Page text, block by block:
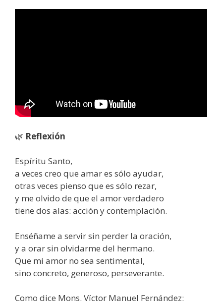
🌿 Reflexión
Espíritu Santo,
a veces creo que amar es sólo ayudar,
otras veces pienso que es sólo rezar,
y me olvido de que el amor verdadero
tiene dos alas: acción y contemplación.
Enséñame a servir sin perder la oración,
y a orar sin olvidarme del hermano.
Que mi amor no sea sentimental,
sino concreto, generoso, perseverante.
Como dice Mons. Víctor Manuel Fernández: